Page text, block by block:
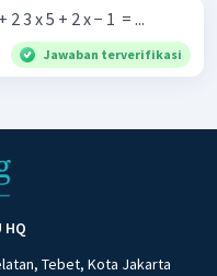
x + 2 3 x 5 + 2 x − 1 ​ = ...
Jawaban terverifikasi
HQ
Tebet, Kota Jakarta